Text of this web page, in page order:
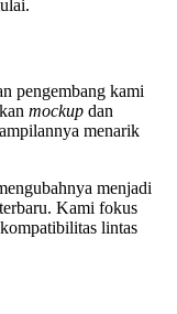
pengembang kami
mockup dan
menarik
menjadi
Kami fokus
lintas